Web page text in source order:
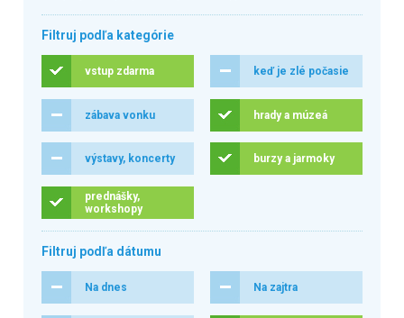
Filtruj podľa kategórie
vstup zdarma keď je zlé počasie
zábava vonku hrady a múzeá
výstavy, koncerty burzy a jarmoky
prednášky,
workshopy
Filtruj podľa dátumu
Na dnes Na zajtra